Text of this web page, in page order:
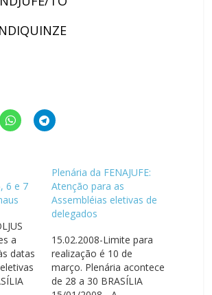
6 e 7
a
datas
Plenária da FENAJUFE:
Atenção para as
Assembléias eletivas de
delegados
15.02.2008-Limite para
realização é 10 de
março. Plenária acontece
de 28 a 30 BRASÍLIA